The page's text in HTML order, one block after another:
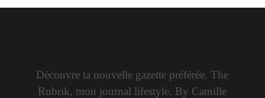
Découvre ta nouvelle gazette préférée. The
Rubrik, mon journal lifestyle. By Camille